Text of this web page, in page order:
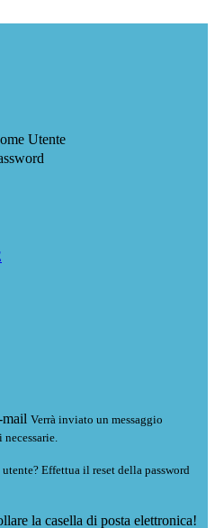
Utente
Verrà inviato un messaggio
Effettua il reset della password
la casella di posta elettronica!